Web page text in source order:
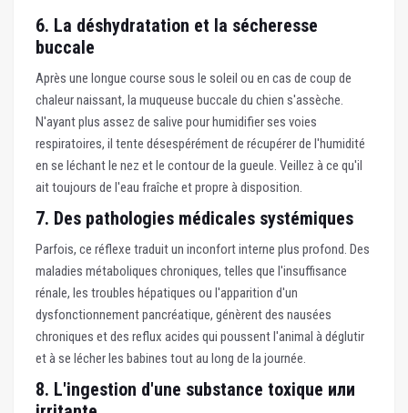
6. La déshydratation et la sécheresse
buccale
Après une longue course sous le soleil ou en cas de coup de
chaleur naissant, la muqueuse buccale du chien s'assèche.
N'ayant plus assez de salive pour humidifier ses voies
respiratoires, il tente désespérément de récupérer de l'humidité
en se léchant le nez et le contour de la gueule. Veillez à ce qu'il
ait toujours de l'eau fraîche et propre à disposition.
7. Des pathologies médicales systémiques
Parfois, ce réflexe traduit un inconfort interne plus profond. Des
maladies métaboliques chroniques, telles que l'insuffisance
rénale, les troubles hépatiques ou l'apparition d'un
dysfonctionnement pancréatique, génèrent des nausées
chroniques et des reflux acides qui poussent l'animal à déglutir
et à se lécher les babines tout au long de la journée.
8. L'ingestion d'une substance toxique или